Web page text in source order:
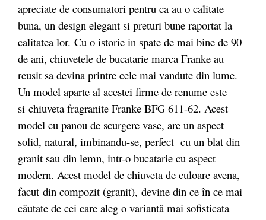
apreciate de consumatori pentru ca au o calitate
buna, un design elegant si preturi bune raportat la
calitatea lor. Cu o istorie in spate de mai bine de 90
de ani, chiuvetele de bucatarie marca Franke au
reusit sa devina printre cele mai vandute din lume.
Un model aparte al acestei firme de renume este
si chiuveta fragranite Franke BFG 611-62. Acest
model cu panou de scurgere vase, are un aspect
solid, natural, imbinandu-se, perfect cu un blat din
granit sau din lemn, intr-o bucatarie cu aspect
modern. Acest model de chiuveta de culoare avena,
facut din compozit (granit), devine din ce în ce mai
căutate de cei care aleg o variantă mai sofisticata